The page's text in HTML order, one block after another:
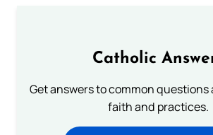
Catholic
Get answers to common
faith and practices.